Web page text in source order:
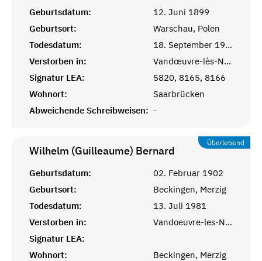
Geburtsdatum:
12. Juni 1899
Geburtsort:
Warschau, Polen
Todesdatum:
18. September 1976
Verstorben in:
Vandœuvre-lès-Nancy, Meurthe-et-Moselle
Signatur LEA:
5820, 8165, 8166
Wohnort:
Saarbrücken
Abweichende Schreibweisen: -
Überlebend
Wilhelm (Guilleaume) Bernard
Geburtsdatum:
02. Februar 1902
Geburtsort:
Beckingen, Merzig
Todesdatum:
13. Juli 1981
Verstorben in:
Vandoeuvre-les-Nancy, Meurthe-et-Moselle, Lorraine
Signatur LEA:
Wohnort:
Beckingen, Merzig